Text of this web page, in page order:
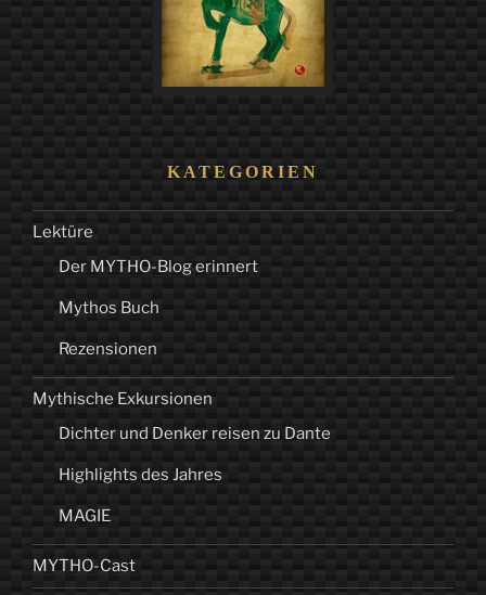
KATEGORIEN
Lektüre
Der MYTHO-Blog erinnert
Mythos Buch
Rezensionen
Mythische Exkursionen
Dichter und Denker reisen zu Dante
Highlights des Jahres
MAGIE
MYTHO-Cast